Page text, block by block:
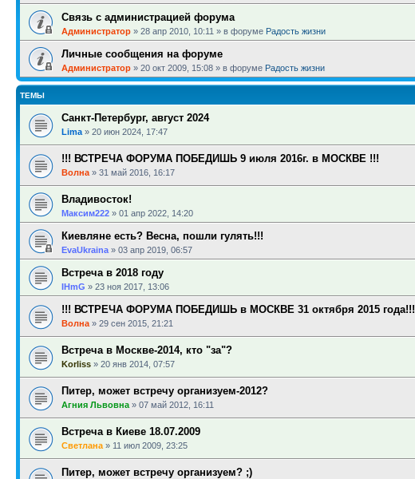
Связь с администрацией форума
Администратор » 28 апр 2010, 10:11 » в форуме Радость жизни
Личные сообщения на форуме
Администратор » 20 окт 2009, 15:08 » в форуме Радость жизни
ТЕМЫ
Санкт-Петербург, август 2024
Lima » 20 июн 2024, 17:47
!!! ВСТРЕЧА ФОРУМА ПОБЕДИШЬ 9 июля 2016г. в МОСКВЕ !!!
Волна » 31 май 2016, 16:17
Владивосток!
Максим222 » 01 апр 2022, 14:20
Киевляне есть? Весна, пошли гулять!!!
EvaUkraina » 03 апр 2019, 06:57
Встреча в 2018 году
IHmG » 23 ноя 2017, 13:06
!!! ВСТРЕЧА ФОРУМА ПОБЕДИШЬ в МОСКВЕ 31 октября 2015 года!!!
Волна » 29 сен 2015, 21:21
Встреча в Москве-2014, кто "за"?
Korliss » 20 янв 2014, 07:57
Питер, может встречу организуем-2012?
Агния Львовна » 07 май 2012, 16:11
Встреча в Киеве 18.07.2009
Светлана » 11 июл 2009, 23:25
Питер, может встречу организуем? ;)